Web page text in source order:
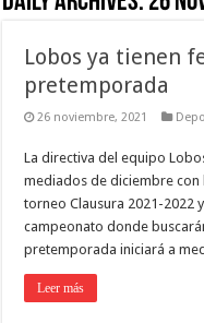
Lobos ya tienen
pretemporada
26 noviembre, 2021
La directiva del equipo
mediados de diciembre
torneo Clausura 2021-2022
campeonato donde
pretemporada iniciará a
Leer más